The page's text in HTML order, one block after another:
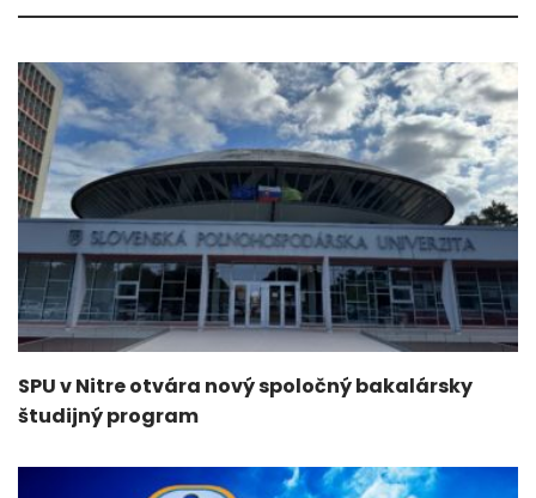
SPU v Nitre otvára nový spoločný bakalársky
študijný program